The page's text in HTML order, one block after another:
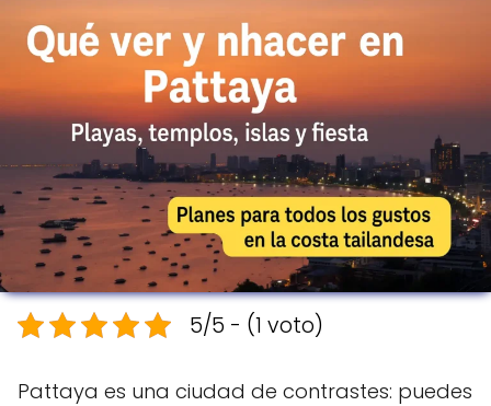
5/5 - (1 voto)
Pattaya es una ciudad de contrastes: puedes